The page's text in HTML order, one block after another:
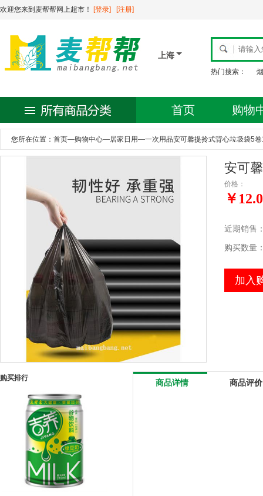
欢迎您来到麦帮帮网上超市！ [登录] [注册]
上海
热门搜索： 烟
首页 购物
您所在位置： 首页—购物中心—居家日用—一次用品安可馨提拎式背心垃圾袋5
安可
价格：
￥
近期销售
购买数量
加入
购买排行 商品详情 商品评价